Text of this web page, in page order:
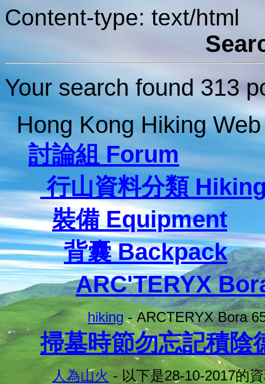
Content-type: text/html
Your search found 313
Hong Kong Hiking Web
討論組 Forum
行山資料分類
裝備 Equipment
背囊 Backpack
ARC'TERYX
hiking- ARCTERYX Bora
掃墓時節勿忘記積陰
人為山火 - 以下是28-10-2017的